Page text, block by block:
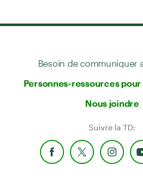
Besoin de communiquer
Personnes-ressources pour
Nous joindre
Suivre la TD: